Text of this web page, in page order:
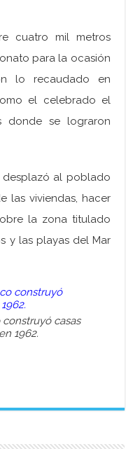
cuatro mil metros
para la ocasión
lo recaudado en
el celebrado el
donde se lograron
desplazó al poblado
las viviendas, hacer
la zona titulado
y las playas del Mar
construyó casas
1962.